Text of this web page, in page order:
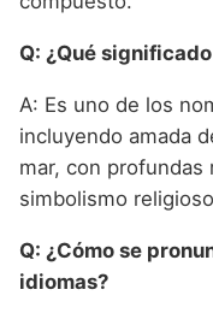
Q: ¿Qué
A: Es uno de los
incluyendo amada
mar, con profundas
simbolismo
Q: ¿Cómo se
idiomas?